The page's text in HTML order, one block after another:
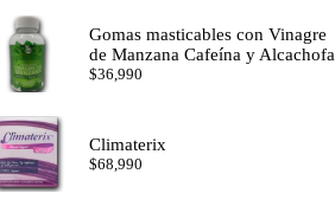
Gomas masticables con Vinagre
de Manzana Cafeína y Alcachofa
$36,990
Climaterix
$68,990